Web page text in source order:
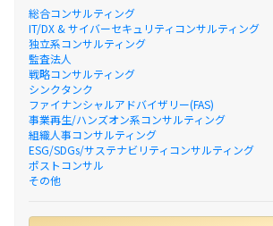
総合コンサルティング
IT/DX & サイバーセキュリティコンサルティング
独立系コンサルティング
監査法人
戦略コンサルティング
シンクタンク
ファイナンシャルアドバイザリー(FAS)
事業再生/ハンズオン系コンサルティング
組織人事コンサルティング
ESG/SDGs/サステナビリティコンサルティング
ポストコンサル
その他